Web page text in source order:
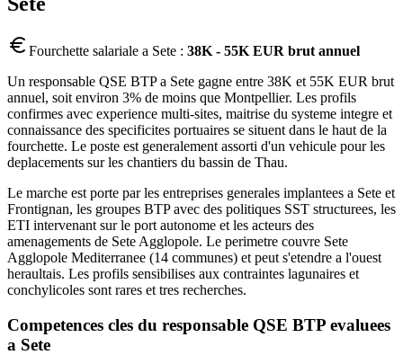
Fourchette salariale a Sete : 38K - 55K EUR brut annuel
Un responsable QSE BTP a Sete gagne entre 38K et 55K EUR brut
annuel, soit environ 3% de moins que Montpellier. Les profils
confirmes avec experience multi-sites, maitrise du systeme integre et
connaissance des specificites portuaires se situent dans le haut de la
fourchette. Le poste est generalement assorti d'un vehicule pour les
deplacements sur les chantiers du bassin de Thau.
Le marche est porte par les entreprises generales implantees a Sete et
Frontignan, les groupes BTP avec des politiques SST structurees, les
ETI intervenant sur le port autonome et les acteurs des
amenagements de Sete Agglopole. Le perimetre couvre Sete
Agglopole Mediterranee (14 communes) et peut s'etendre a l'ouest
heraultais. Les profils sensibilises aux contraintes lagunaires et
conchylicoles sont rares et tres recherches.
Competences cles du responsable QSE BTP evaluees
a Sete